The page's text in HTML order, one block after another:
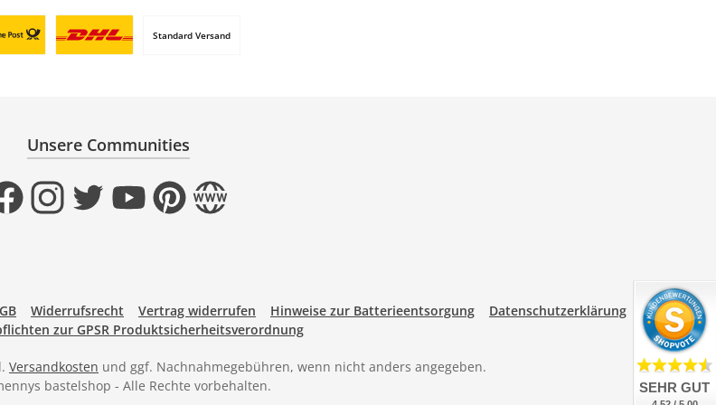
Standard Versand
Unsere Communities
InstagramTwitterYouTubePinterestWebsite
Widerrufsrecht Vertrag widerrufen Hinweise zur Batterieentsorgung
Datenschutzerklärung
zur GPSR Produktsicherheitsverordnung
Versandkosten und ggf. Nachnahmegebühren, wenn nicht anders angegeben.
bastelshop - Alle Rechte vorbehalten.
SEHR GUT